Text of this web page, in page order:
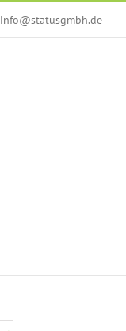
info@statusgmbh.de